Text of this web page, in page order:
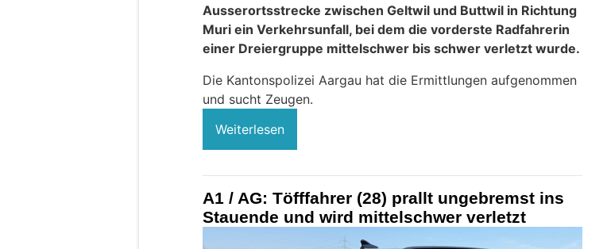
Ausserortsstrecke zwischen Geltwil und Buttwil in Richtung
Muri ein Verkehrsunfall, bei dem die vorderste Radfahrerin
einer Dreiergruppe mittelschwer bis schwer verletzt wurde.
Die Kantonspolizei Aargau hat die Ermittlungen aufgenommen
und sucht Zeugen.
Weiterlesen
A1 / AG: Töfffahrer (28) prallt ungebremst ins
Stauende und wird mittelschwer verletzt